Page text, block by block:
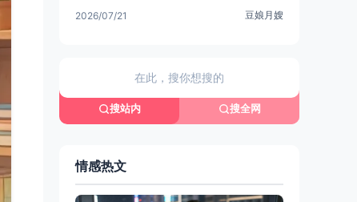
2026/07/21 豆娘月嫂
搜站内 搜全网
情感热文